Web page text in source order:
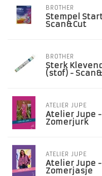
BROTHER
Stempel
Scan&Cut
BROTHER
Sterk
(stof) -
ATELIER JUPE
Atelier Jupe
Zomerjurk
ATELIER JUPE
Atelier Jupe
Zomerjasje